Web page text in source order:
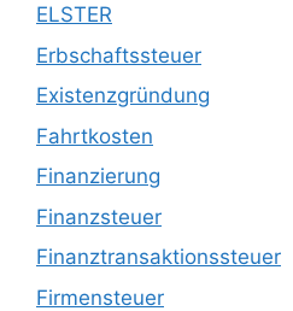
ELSTER
Erbschaftssteuer
Existenzgründung
Fahrtkosten
Finanzierung
Finanzsteuer
Finanztransaktionssteuer
Firmensteuer